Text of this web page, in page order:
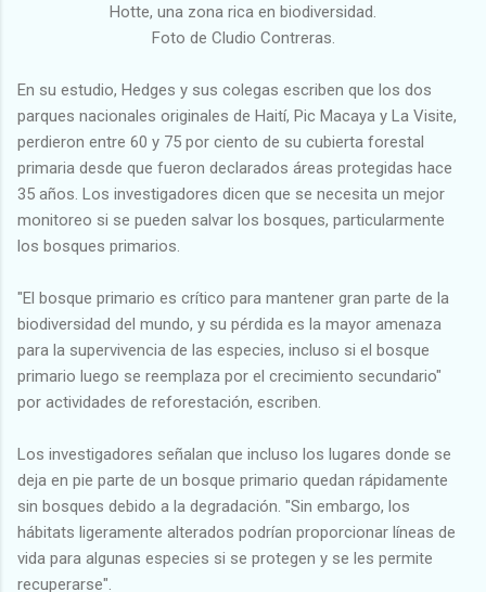
Hotte, una zona rica en biodiversidad.
Foto de Cludio Contreras.
En su estudio, Hedges y sus colegas escriben que los dos
parques nacionales originales de Haití, Pic Macaya y La Visite,
perdieron entre 60 y 75 por ciento de su cubierta forestal
primaria desde que fueron declarados áreas protegidas hace
35 años. Los investigadores dicen que se necesita un mejor
monitoreo si se pueden salvar los bosques, particularmente
los bosques primarios.
"El bosque primario es crítico para mantener gran parte de la
biodiversidad del mundo, y su pérdida es la mayor amenaza
para la supervivencia de las especies, incluso si el bosque
primario luego se reemplaza por el crecimiento secundario"
por actividades de reforestación, escriben.
Los investigadores señalan que incluso los lugares donde se
deja en pie parte de un bosque primario quedan rápidamente
sin bosques debido a la degradación. "Sin embargo, los
hábitats ligeramente alterados podrían proporcionar líneas de
vida para algunas especies si se protegen y se les permite
recuperarse".